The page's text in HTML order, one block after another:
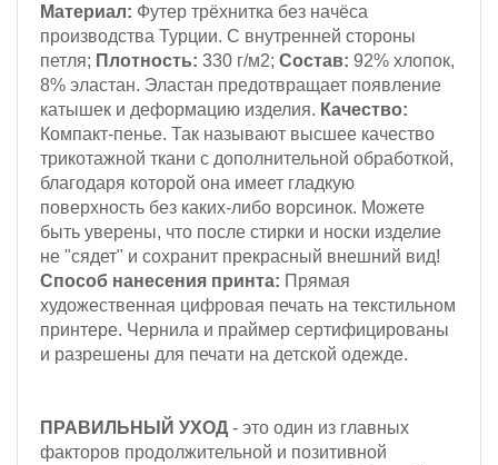
Материал: Футер трёхнитка без начёса
производства Турции. С внутренней стороны
петля; Плотность: 330 г/м2; Состав: 92% хлопок,
8% эластан. Эластан предотвращает появление
катышек и деформацию изделия. Качество:
Компакт-пенье. Так называют высшее качество
трикотажной ткани с дополнительной обработкой,
благодаря которой она имеет гладкую
поверхность без каких-либо ворсинок. Можете
быть уверены, что после стирки и носки изделие
не "сядет" и сохранит прекрасный внешний вид!
Способ нанесения принта: Прямая
художественная цифровая печать на текстильном
принтере. Чернила и праймер сертифицированы
и разрешены для печати на детской одежде.
ПРАВИЛЬНЫЙ УХОД - это один из главных
факторов продолжительной и позитивной